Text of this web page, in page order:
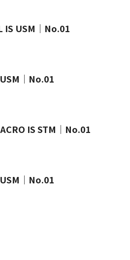
IS USM｜No.01
｜No.01
IS STM｜No.01
｜No.01